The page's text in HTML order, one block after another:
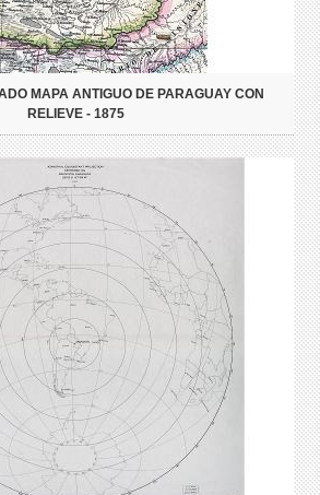
MAPA ANTIGUO DE PARAGUAY CON
RELIEVE - 1875